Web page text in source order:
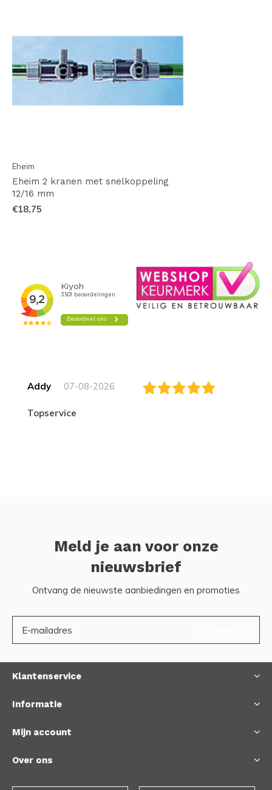
Eheim
Eheim 2 kranen met snelkoppeling
12/16 mm
€18,75
Addy 07-08-2026
topservice
Meld je aan voor onze
nieuwsbrief
Ontvang de nieuwste aanbiedingen en promoties
Klantenservice
Informatie
Mijn account
Over ons